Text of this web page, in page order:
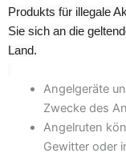
Produkts für illegale
Sie sich an die
Land.
Angelgeräte
Zwecke des
Angelruten
Gewitter oder